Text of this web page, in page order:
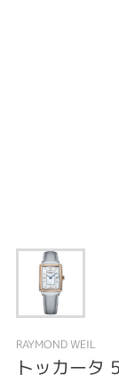
RAYMOND WEIL
トッカータ